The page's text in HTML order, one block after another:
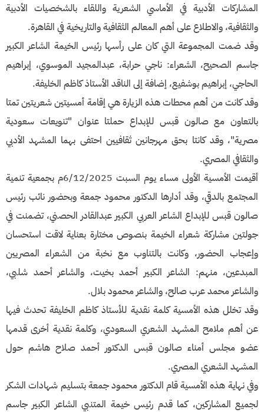
المشاركات الأدبية في الأماسي الشعرية واللقاء بالشخصيات الأدبية
والثقافية، والاطلاع على أهم المعالم الثقافية والتاريخية في القاهرة.
وقد ضمت المجموعة التي كان على رأسها رئيس الخيمة الشاعر الكبير
جاسم الصحيح، الشعراء: ناجي حرابة، عبدالمجيد الموسوي، إبراهيم
الحاجي، إبراهيم بوشفيع، إضافة إلى الناقد الأستاذ كاظم الخليفة.
وقد كانت من أهم محطات هذه الزيارة هي إقامة أمسيتين شعريتين تمتا
بالتعاون مع صالون قبس للإبداع حملتا عنوان "تنويعات سعودية
مصرية"، وقد كانتا بحق مهرجانين ثقافيين احتفى بهما المشهد الأدبي
والثقافي المصري.
أقيمت الأمسية الأولى مساء يوم السبت 6/12/2025م بجمعية تنمية
المجتمع بالدقي، وقد أدارها الدكتور محمود جمعة وبحضور نائب رئيس
صالون قبس للإبداع الشاعر العربي الكبير عبدالقادر الحصني، تضمنت في
جولتين مشاركة شعراء الخيمة بنصوص مختارة بعناية لاقت استحسان
وإعجاب الحضور، وكانت بالتناوب مع نخبة من الشعراء المصريين
المبدعين، منهم: الشاعر الكبير أحمد بخيت، والشاعر أحمد شلبي،
والشاعر محمد عرب صالح، والشاعر محمود بلال.
وقد تخلل هذه الأمسية كلمة نقدية للأستاذ كاظم الخليفة تحدث فيها
عن أهم ملامح المشهد الشعري السعودي، وكلمة نقدية أخرى قدمها
عضو مجلس أمناء صالون قبس الدكتور أحمد صلاح هاشم حول
المشهد الشعري المصري.
وفي نهاية هذه الأمسية قام الدكتور محمود جمعة بتسليم شهادات الشكر
لجميع المشاركين، كما قدم رئيس خيمة المتنبي الشاعر الكبير جاسم